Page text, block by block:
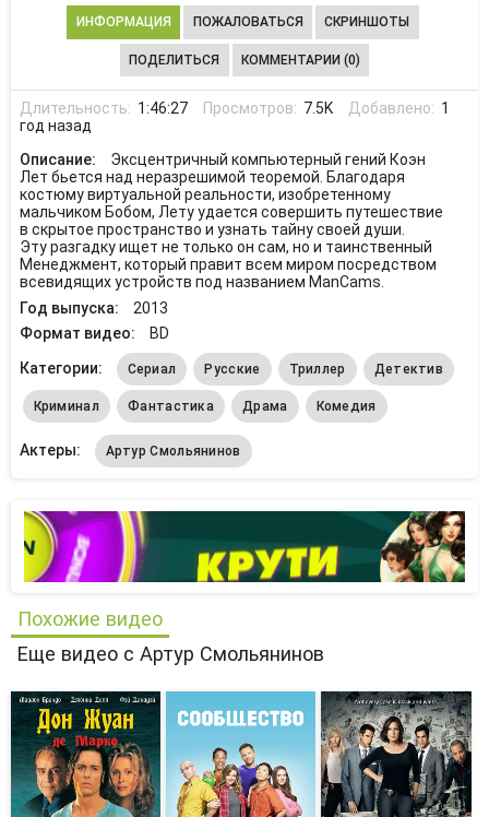
ИНФОРМАЦИЯ ПОЖАЛОВАТЬСЯ СКРИНШОТЫ
ПОДЕЛИТЬСЯ КОММЕНТАРИИ (0)
Длительность: 1:46:27 Просмотров: 7.5K Добавлено: 1
год назад
Описание:
Эксцентричный компьютерный гений Коэн
Лет бьется над неразрешимой теоремой. Благодаря
костюму виртуальной реальности, изобретенному
мальчиком Бобом, Лету удается совершить путешествие
в скрытое пространство и узнать тайну своей души.
Эту разгадку ищет не только он сам, но и таинственный
Менеджмент, который правит всем миром посредством
всевидящих устройств под названием ManCams.
Год выпуска:
2013
Формат видео:
BD
Категории:
Сериал Русские Триллер Детектив
Криминал Фантастика Драма Комедия
Актеры: Артур Смольянинов
Похожие видео
Еще видео с Артур Смольянинов